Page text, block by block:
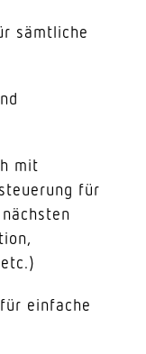
sämtliche
mit
für
einfache